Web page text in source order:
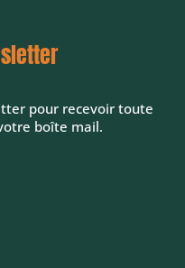
pour recevoir toute
boîte mail.